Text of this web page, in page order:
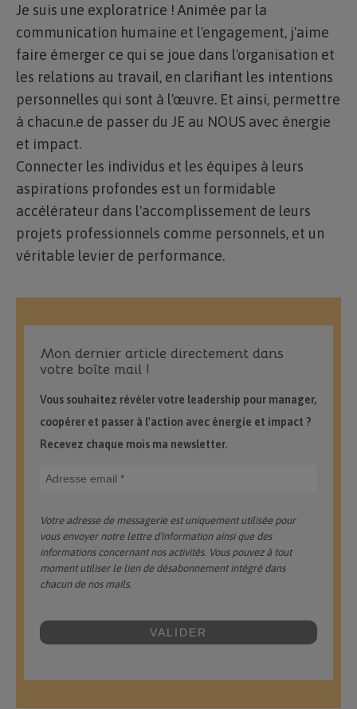
Je suis une exploratrice ! Animée par la
communication humaine et l'engagement, j'aime
faire émerger ce qui se joue dans l'organisation et
les relations au travail, en clarifiant les intentions
personnelles qui sont à l'œuvre. Et ainsi, permettre
à chacun.e de passer du JE au NOUS avec énergie
et impact.
Connecter les individus et les équipes à leurs
aspirations profondes est un formidable
accélérateur dans l'accomplissement de leurs
projets professionnels comme personnels, et un
véritable levier de performance.
Mon dernier article directement dans
votre boîte mail !
Vous souhaitez révéler votre leadership pour manager,
coopérer et passer à l'action avec énergie et impact ?
Recevez chaque mois ma newsletter.
Votre adresse de messagerie est uniquement utilisée pour
vous envoyer notre lettre d'information ainsi que des
informations concernant nos activités. Vous pouvez à tout
moment utiliser le lien de désabonnement intégré dans
chacun de nos mails.